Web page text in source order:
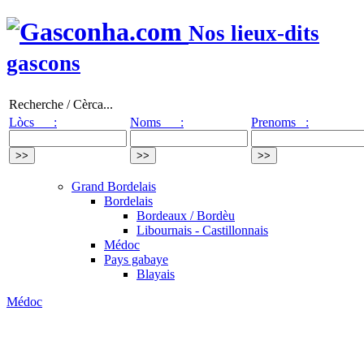
Nos lieux-dits
gascons
Recherche / Cèrca...
Lòcs :
Noms : Prenoms :
Grand Bordelais
Bordelais
Bordeaux / Bordèu
Libournais - Castillonnais
Médoc
Pays gabaye
Blayais
Médoc